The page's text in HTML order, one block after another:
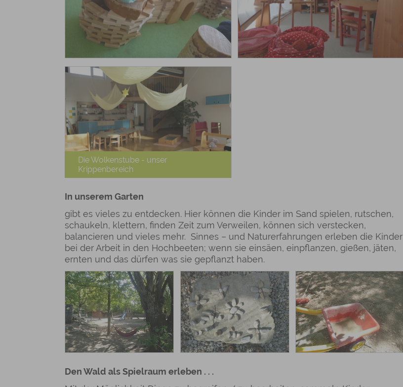
Die Wolkenstube - unser
Krippenbereich
In unserem Garten
gibt es vieles zu entdecken. Hier können die Kinder im Sand spielen, rutschen,
schaukeln, klettern, finden Zeit zum Verweilen, können sich verstecken,
balancieren und vieles mehr. Sinnes – und Naturerfahrungen erleben die Kinder
bei der Arbeit in den Hochbeeten; wenn sie einsäen, einpflanzen, gießen, jäten,
ernten und das dürfen was sie gepflanzt haben.
Den Wald als Spielraum erleben . . .